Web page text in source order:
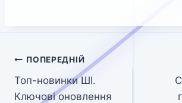
Навігація
записів
ПОПЕРЕДНІЙ
Топ-новинки ШІ.
Ключові оновлення